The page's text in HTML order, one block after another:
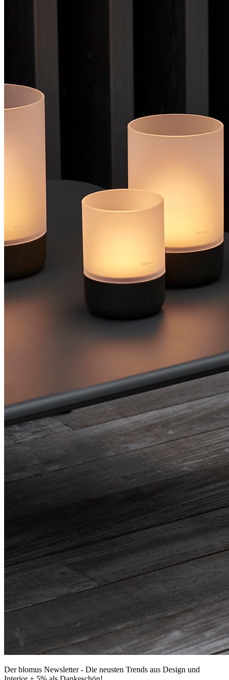
Der blomus Newsletter - Die neusten Trends aus Design und